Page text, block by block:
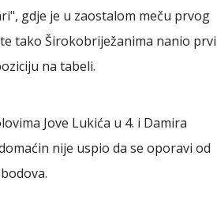
gdje je u zaostalom meču prvog
te tako Širokobriježanima nanio prvi
na tabeli.
Jove Lukića u 4. i Damira
nije uspio da se oporavi od